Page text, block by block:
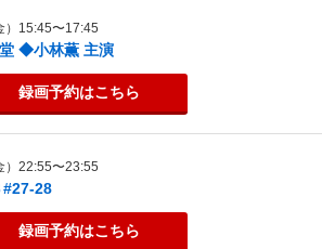
）15:45〜17:45
◆小林薫 主演
録画予約はこちら
）22:55〜23:55
#27-28
録画予約はこちら